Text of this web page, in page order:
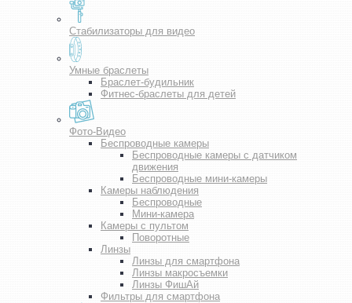
Стабилизаторы для видео
Умные браслеты
Браслет-будильник
Фитнес-браслеты для детей
Фото-Видео
Беспроводные камеры
Беспроводные камеры с датчиком
движения
Беспроводные мини-камеры
Камеры наблюдения
Беспроводные
Мини-камера
Камеры с пультом
Поворотные
Линзы
Линзы для смартфона
Линзы макросъемки
Линзы ФишАй
Фильтры для смартфона